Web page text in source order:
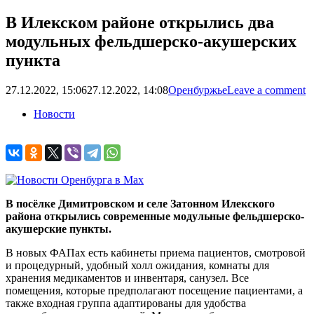
В Илекском районе открылись два
модульных фельдшерско-акушерских
пункта
27.12.2022, 15:0627.12.2022, 14:08ОренбуржьеLeave a comment
Новости
В посёлке Димитровском и селе Затонном Илекского
района открылись современные модульные фельдшерско-
акушерские пункты.
В новых ФАПах есть кабинеты приема пациентов, смотровой
и процедурный, удобный холл ожидания, комнаты для
хранения медикаментов и инвентаря, санузел. Все
помещения, которые предполагают посещение пациентами, а
также входная группа адаптированы для удобства